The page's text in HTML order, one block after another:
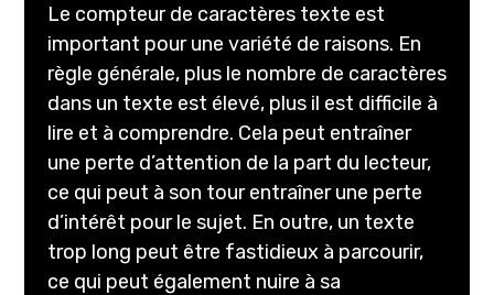
Le compteur de caractères texte est
important pour une variété de raisons. En
règle générale, plus le nombre de caractères
dans un texte est élevé, plus il est difficile à
lire et à comprendre. Cela peut entraîner
une perte d’attention de la part du lecteur,
ce qui peut à son tour entraîner une perte
d’intérêt pour le sujet. En outre, un texte
trop long peut être fastidieux à parcourir,
ce qui peut également nuire à sa